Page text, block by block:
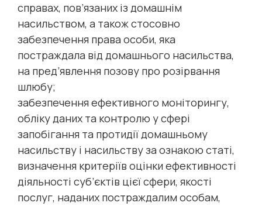
справах, пов’язаних із домашнім
насильством, а також стосовно
забезпечення права особи, яка
постраждала від домашнього насильства,
на пред’явлення позову про розірвання
шлюбу;
забезпечення ефективного моніторингу,
обліку даних та контролю у сфері
запобігання та протидії домашньому
насильству і насильству за ознакою статі,
визначення критеріїв оцінки ефективності
діяльності суб’єктів цієї сфери, якості
послуг, наданих постраждалим особам,